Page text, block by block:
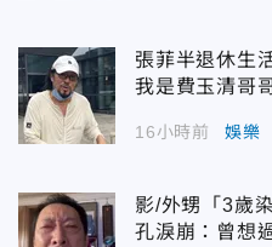
張菲半退休生
我是費玉清哥
16小時前 娛樂
影/外甥「3歲
孔淚崩：曾想